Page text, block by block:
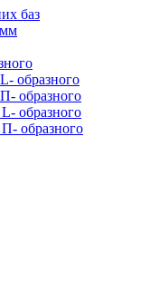
баз
образного
образного
образного
образного